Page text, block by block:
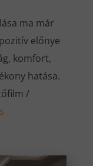
ma már
előnye
komfort,
hatása.
/